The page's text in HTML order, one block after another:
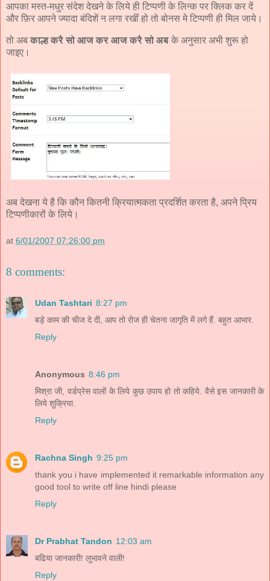
आपका मस्त-मधुर संदेश देखने के लिये ही टिप्पणी के लिन्क पर क्लिक कर दें
और फ़िर आपने ज्यादा बंदिशें न लगा रखीं हो तो बोनस मे टिप्पणी ही मिल जाये।
तो अबकाल्ह करै सो आज कर आज करै सो अब के अनुसार अभी शुरू हो
जाइए।
अब देखना ये है कि कौन कितनी क्रियात्मकता प्रदर्शित करता है, अपने प्रिय
टिप्पणीकारों के लिये।
at 6/01/2007 07:26:00 pm
8 comments:
Udan Tashtari 8:27 pm
बड़े काम की चीज दे दी, आप तो रोज ही चेतना जागृति में लगे हैं. बहुत आभार.
Reply
Anonymous 8:46 pm
मिश्रा जी, वर्डप्रेस वालों के लिये कुछ उपाय हो तो कहिये. वैसे इस जानकारी के
लिये शुक्रिया.
Reply
Rachna Singh 9:25 pm
thank you i have implemented it remarkable information any
good tool to write off line hindi please
Reply
Dr Prabhat Tandon 12:03 am
बढिया जानकारी! लुभावने वाली!
Reply